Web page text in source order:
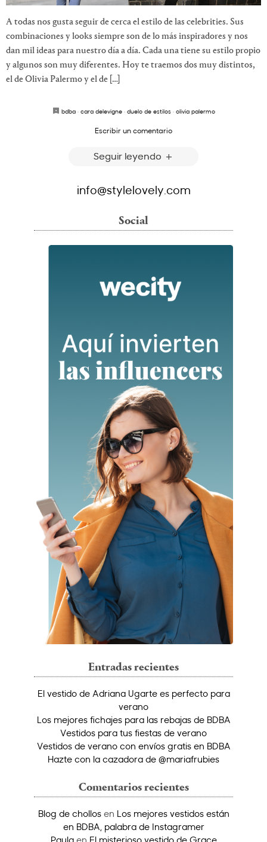
A todas nos gusta seguir de cerca el estilo de las celebrities. Sus
combinaciones y looks siempre son de lo más inspiradores y nos
dan mil ideas para nuestro día a día. Cada una tiene su estilo propio
y algunos son muy diferentes. Hoy te traemos dos muy distintos,
el de Olivia Palermo y el de […]
bdba· cara delevigne· duelo de estilos· olivia palermo
Escribir un comentario
Seguir leyendo
info@stylelovely.com
Social
Entradas recientes
El vestido de Adriana Ugarte es perfecto para
verano
Los mejores fichajes para las rebajas de BDBA
Vestidos para tus fiestas de verano
Vestidos de verano con envíos gratis en BDBA
Hazte con la cazadora de @mariafrubies
Comentarios recientes
Blog de chollosen Los mejores vestidos están
en BDBA, palabra de Instagramer